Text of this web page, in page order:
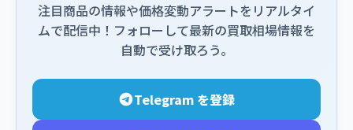
注目商品の情報や価格変動アラートをリアルタイ
ムで配信中！フォローして最新の買取相場情報を
自動で受け取ろう。
Telegram を登録